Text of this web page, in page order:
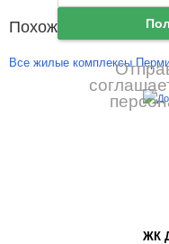
Похожие
Все жилые комплексы
ЖК